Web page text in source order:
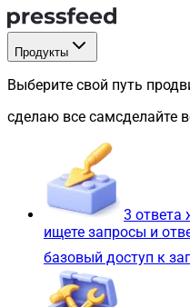
Продукты
Выберите свой путь
сделаю все самсделайте
3 ответа
ищете запросы и
базовый доступ к